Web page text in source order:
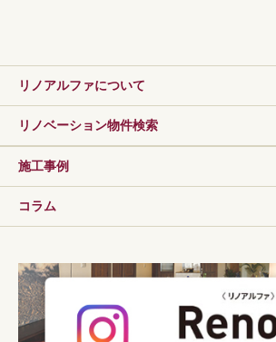
リノアルファについて
リノベーション物件検索
施工事例
コラム